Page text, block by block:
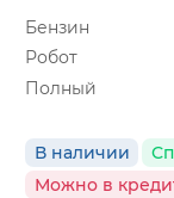
Бензин
Робот
Полный
В наличии
Можно в